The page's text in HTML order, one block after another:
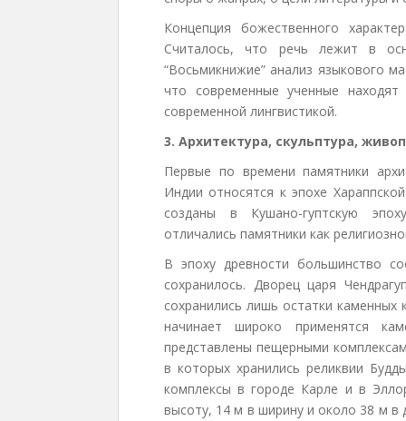
Концепция божественного
Считалось, что речь лежит в
“Восьмикнижие” анализ языкового
что современные ученные
современной лингвистикой.
3. Архитектура, скульптура,
Первые по времени памятники
Индии относятся к эпохе
созданы в Кушано-гуптскую
отличались памятники как
В эпоху древности большинство
сохранилось. Дворец царя
сохранились лишь остатки
начинает широко применятся
представлены пещерными
в которых хранились реликвии
комплексы в городе Карле и в
высоту, 14 м в ширину и около 38 м в